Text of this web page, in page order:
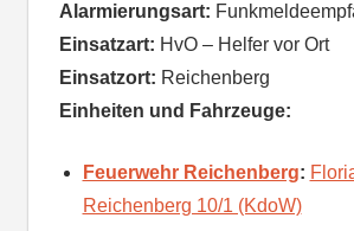
Alarmierungsart:
Einsatzart: HvO – Helfer vor Ort
Einsatzort: Reichenberg
Einheiten und Fahrzeuge:
Feuerwehr Reichenberg:
Reichenberg 10/1 (KdoW)